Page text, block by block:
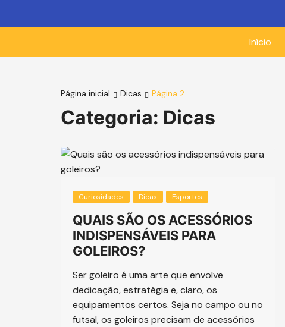
Início
Página inicial Dicas Página 2
Categoria: Dicas
Curiosidades Dicas Esportes
QUAIS SÃO OS ACESSÓRIOS
INDISPENSÁVEIS PARA
GOLEIROS?
Ser goleiro é uma arte que envolve
dedicação, estratégia e, claro, os
equipamentos certos. Seja no campo ou no
futsal, os goleiros precisam de acessórios